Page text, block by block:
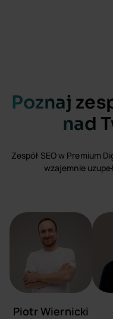
Poznaj
nad
Zespół SEO w Premium
wzajemnie
Piotr Wiernicki